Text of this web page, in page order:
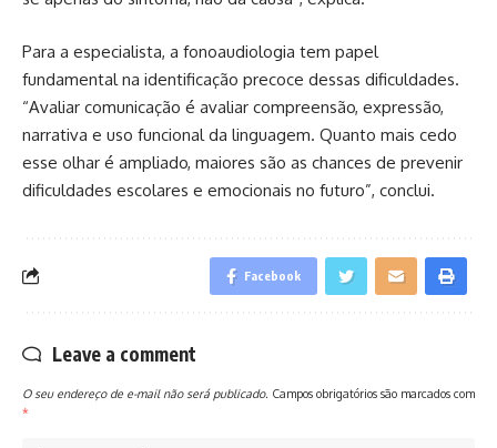
Para a especialista, a fonoaudiologia tem papel
fundamental na identificação precoce dessas dificuldades.
“Avaliar comunicação é avaliar compreensão, expressão,
narrativa e uso funcional da linguagem. Quanto mais cedo
esse olhar é ampliado, maiores são as chances de prevenir
dificuldades escolares e emocionais no futuro”, conclui.
Facebook
Leave a comment
O seu endereço de e-mail não será publicado. Campos obrigatórios são marcados com
*